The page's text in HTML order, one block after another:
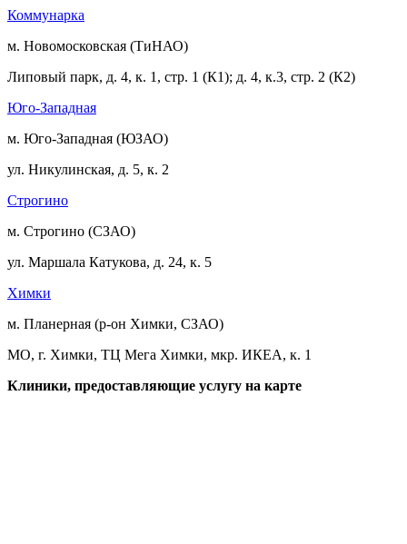
Коммунарка
м. Новомосковская (ТиНАО)
Липовый парк, д. 4, к. 1, стр. 1 (К1); д. 4, к.3, стр. 2 (К2)
Юго-Западная
м. Юго-Западная (ЮЗАО)
ул. Никулинская, д. 5, к. 2
Строгино
м. Строгино (СЗАО)
ул. Маршала Катукова, д. 24, к. 5
Химки
м. Планерная (р-он Химки, СЗАО)
МО, г. Химки, ТЦ Мега Химки, мкр. ИКЕА, к. 1
Клиники, предоставляющие услугу на карте